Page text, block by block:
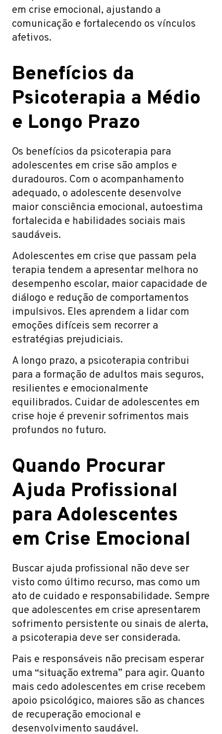
em crise emocional, ajustando a
comunicação e fortalecendo os vínculos
afetivos.
Benefícios da
Psicoterapia a Médio
e Longo Prazo
Os benefícios da psicoterapia para
adolescentes em crise são amplos e
duradouros. Com o acompanhamento
adequado, o adolescente desenvolve
maior consciência emocional, autoestima
fortalecida e habilidades sociais mais
saudáveis.
Adolescentes em crise que passam pela
terapia tendem a apresentar melhora no
desempenho escolar, maior capacidade de
diálogo e redução de comportamentos
impulsivos. Eles aprendem a lidar com
emoções difíceis sem recorrer a
estratégias prejudiciais.
A longo prazo, a psicoterapia contribui
para a formação de adultos mais seguros,
resilientes e emocionalmente
equilibrados. Cuidar de adolescentes em
crise hoje é prevenir sofrimentos mais
profundos no futuro.
Quando Procurar
Ajuda Profissional
para Adolescentes
em Crise Emocional
Buscar ajuda profissional não deve ser
visto como último recurso, mas como um
ato de cuidado e responsabilidade. Sempre
que adolescentes em crise apresentarem
sofrimento persistente ou sinais de alerta,
a psicoterapia deve ser considerada.
Pais e responsáveis não precisam esperar
uma “situação extrema” para agir. Quanto
mais cedo adolescentes em crise recebem
apoio psicológico, maiores são as chances
de recuperação emocional e
desenvolvimento saudável.